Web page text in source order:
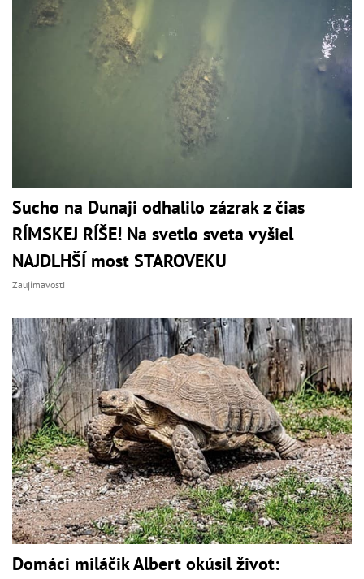
Sucho na Dunaji odhalilo zázrak z čias
RÍMSKEJ RÍŠE! Na svetlo sveta vyšiel
NAJDLHŠÍ most STAROVEKU
Zaujímavosti
Domáci miláčik Albert okúsil život: